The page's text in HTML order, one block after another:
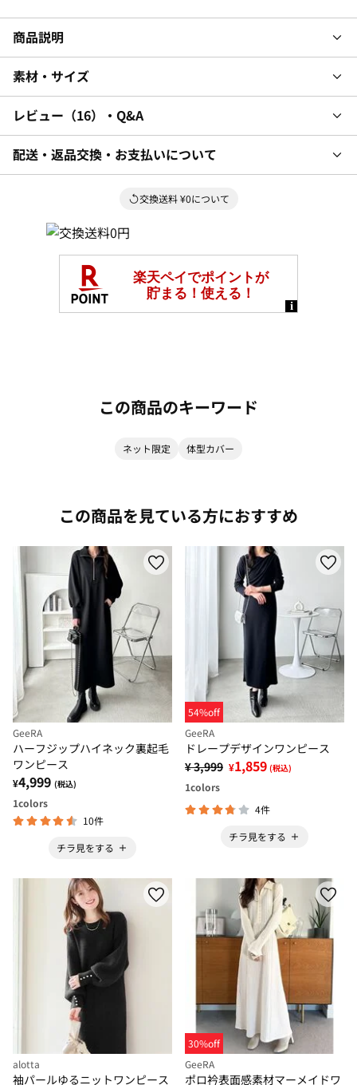
商品説明
素材・サイズ
レビュー 16 ・Q&A
配送・返品交換・お支払いについて
交換送料 ¥0について
この商品のキーワード
ネット限定 体型カバー
この商品を見ている方におすすめ
GeeRA
ハーフジップハイネック裏起毛
ワンピース
¥4,999 (税込)
1colors
10件
チラ見をする
54%off
GeeRA
ドレープデザインワンピース
¥ 3,999 ¥1,859 (税込)
1colors
4件
チラ見をする
alotta
袖パールゆるニットワンピース
30%off
GeeRA
ポロ衿表面感素材マーメイドワ